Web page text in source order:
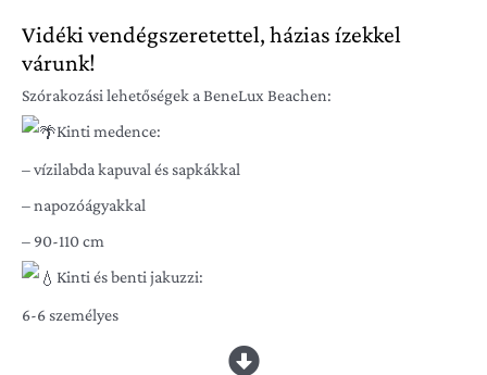
Vidéki vendégszeretettel, házias ízekkel
várunk!
Szórakozási lehetőségek a BeneLux Beachen:
Kinti medence:
– vízilabda kapuval és sapkákkal
– napozóágyakkal
– 90-110 cm
Kinti és benti jakuzzi:
6-6 személyes
Kivilágított műfüves sportpálya: